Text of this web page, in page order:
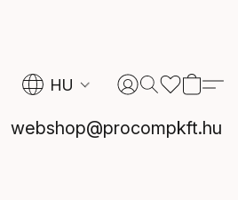
HU
webshop@procompkft.hu